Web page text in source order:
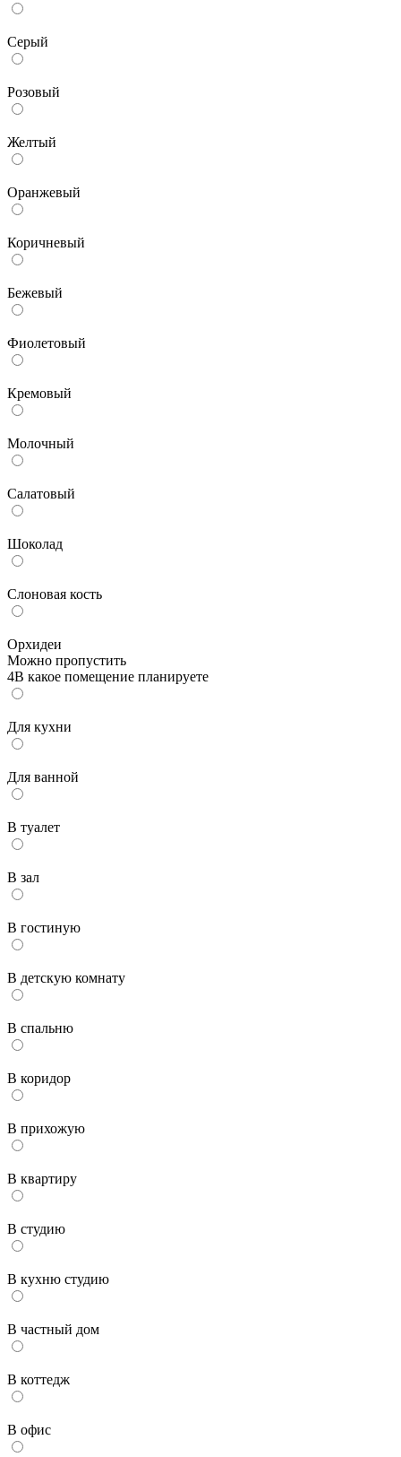
Серый
Розовый
Желтый
Оранжевый
Коричневый
Бежевый
Фиолетовый
Кремовый
Молочный
Салатовый
Шоколад
Слоновая кость
Орхидеи
Можно пропустить
4В какое помещение планируете
Для кухни
Для ванной
В туалет
В зал
В гостиную
В детскую комнату
В спальню
В коридор
В прихожую
В квартиру
В студию
В кухню студию
В частный дом
В коттедж
В офис